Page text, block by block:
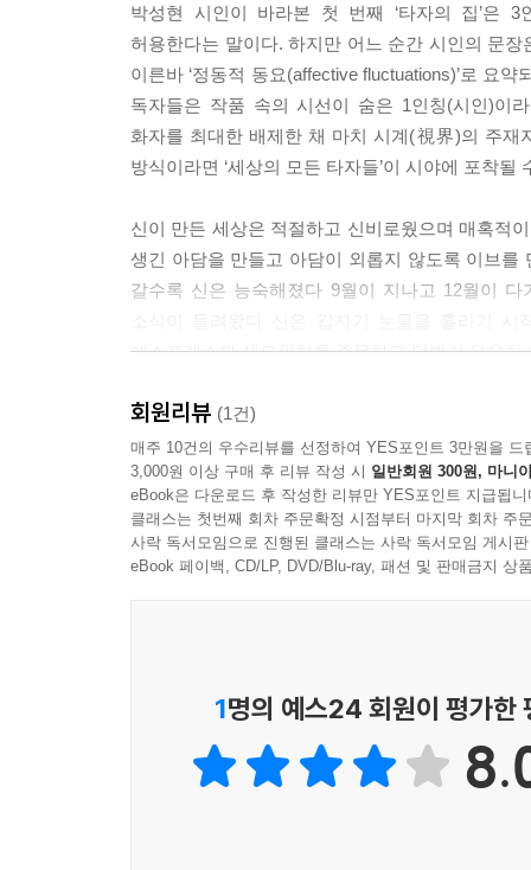
북문 3층 12호실―시청이 있다?2
우리는 설계자가 아니야―시청이 있다?3
왓슨
요른
출애굽 외전
창과 라
그물과 의지
정오의 눈부신 빛
봄날의 허밍
타자의 집
박성현 시인이 바라본 첫 번째 ‘타자의 집’은 3
허용한다는 말이다. 하지만 어느 순간 시인의 문장
이른바 ‘정동적 동요(affective fluctuations)’로 요
독자들은 작품 속의 시선이 숨은 1인칭(시인)이
화자를 최대한 배제한 채 마치 시계(視界)의 주재
방식이라면 ‘세상의 모든 타자들’이 시야에 포착될
신이 만든 세상은 적절하고 신비로웠으며 매혹적
생긴 아담을 만들고 아담이 외롭지 않도록 이브
갈수록 신은 능숙해졌다 9월이 지나고 12월이
에스프레소와 샌드위치를 주문하고 달빛이 은은
B.C. 954년 시바가 눈을 떴다 천 년을 먼저 깨어
사원의 어둠과 엉키기 시작했다 사람들의 머리는
모든 죽음이 왕국의 우물에서 시작할 것이라 말
역사다 그러나 출애굽 외전은 이렇게 덧붙였다: “
― 「출애굽 외전」 부분
살펴보겠다는 것이다. 시집 3부에 배치된 시 전
‘아케이드’의 화려한 모습과 박물관에 전시된
변용되는 흔치 않는 여러 사건들이다. 거듭해서
회원리뷰 (1건)
매주 10건의 우수리뷰를 선정하여 YES포인트 3만원을 드
3,000원 이상 구매 후 리뷰 작성 시 일반회원 300원, 마니
eBook은 다운로드 후 작성한 리뷰만 YES포인트 지급됩니
클래스는 첫번째 회차 주문확정 시점부터 마지막 회차 주
사락 독서모임으로 진행된 클래스는 사락 독서모임 게시
eBook 페이백, CD/LP, DVD/Blu-ray, 패션 및 판매금지 상
1명의 예스24 회원이 평가한